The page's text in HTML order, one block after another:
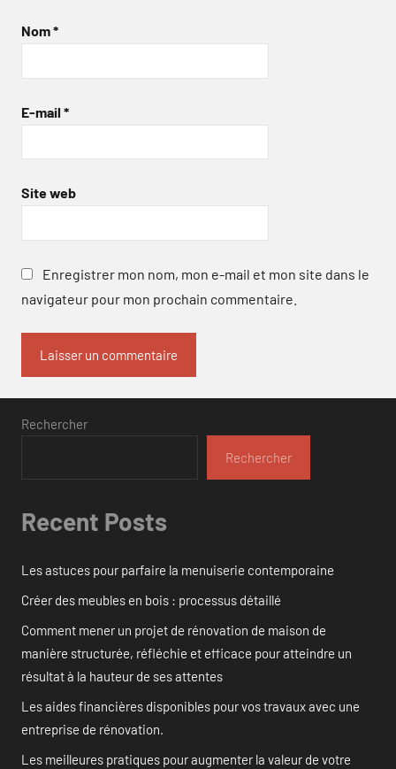
Nom*
E-mail *
Site web
Enregistrer mon nom, mon e-mail et mon site dans le
navigateur pour mon prochain commentaire.
Rechercher
Rechercher
Recent Posts
Les astuces pour parfaire la menuiserie contemporaine
Créer des meubles en bois : processus détaillé
Comment mener un projet de rénovation de maison de
manière structurée, réfléchie et efficace pour atteindre un
résultat à la hauteur de ses attentes
Les aides financières disponibles pour vos travaux avec une
entreprise de rénovation.
Les meilleures pratiques pour augmenter la valeur de votre